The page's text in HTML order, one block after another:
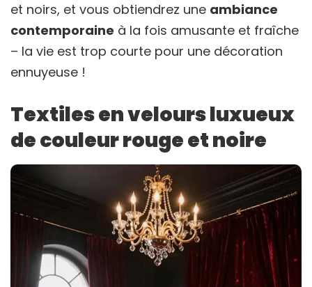
et noirs, et vous obtiendrez une ambiance
contemporaine à la fois amusante et fraîche
– la vie est trop courte pour une décoration
ennuyeuse !
Textiles en velours luxueux
de couleur rouge et noire